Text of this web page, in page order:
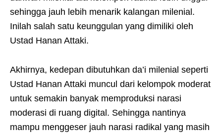
sehingga jauh lebih menarik kalangan milenial.
Inilah salah satu keunggulan yang dimiliki oleh
Ustad Hanan Attaki.
Akhirnya, kedepan dibutuhkan da’i milenial seperti
Ustad Hanan Attaki muncul dari kelompok moderat
untuk semakin banyak memproduksi narasi
moderasi di ruang digital. Sehingga nantinya
mampu menggeser jauh narasi radikal yang masih